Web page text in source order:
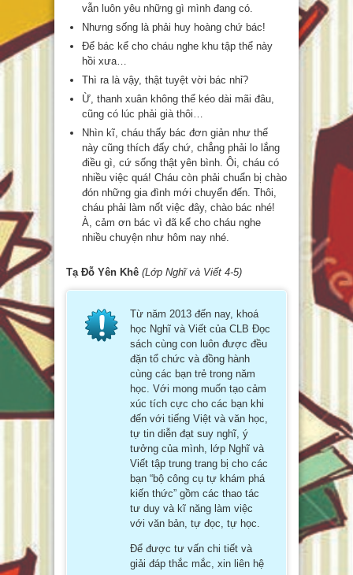
vẫn luôn yêu những gì mình đang có.
Nhưng sống là phải huy hoàng chứ bác!
Để bác kể cho cháu nghe khu tập thể này
hồi xưa…
Thì ra là vậy, thật tuyệt vời bác nhỉ?
Ừ, thanh xuân không thể kéo dài mãi đâu,
cũng có lúc phải già thôi…
Nhìn kĩ, cháu thấy bác đơn giản như thế
này cũng thích đấy chứ, chẳng phải lo lắng
điều gì, cứ sống thật yên bình. Ôi, cháu có
nhiều việc quá! Cháu còn phải chuẩn bị chào
đón những gia đình mới chuyển đến. Thôi,
cháu phải làm nốt việc đây, chào bác nhé!
À, cảm ơn bác vì đã kể cho cháu nghe
nhiều chuyện như hôm nay nhé.
Tạ Đỗ Yên Khê (Lớp Nghĩ và Viết 4-5)
Từ năm 2013 đến nay, khoá
học Nghĩ và Viết của CLB Đọc
sách cùng con luôn được đều
đặn tổ chức và đồng hành
cùng các bạn trẻ trong năm
học. Với mong muốn tạo cảm
xúc tích cực cho các bạn khi
đến với tiếng Việt và văn học,
tự tin diễn đạt suy nghĩ, ý
tưởng của mình, lớp Nghĩ và
Viết tập trung trang bị cho các
bạn “bộ công cụ tự khám phá
kiến thức” gồm các thao tác
tư duy và kĩ năng làm việc
với văn bản, tự đọc, tự học.
Để được tư vấn chi tiết và
giải đáp thắc mắc, xin liên hệ